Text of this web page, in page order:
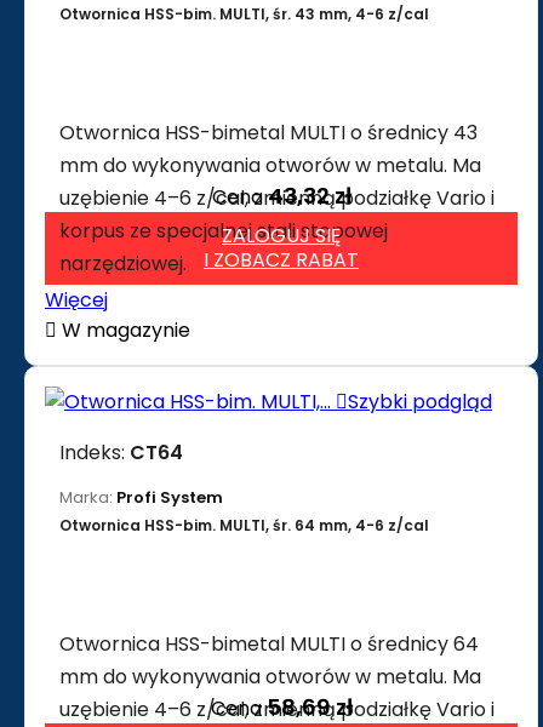
Otwornica HSS-bim. MULTI, śr. 43 mm, 4-6 z/cal
Otwornica HSS-bimetal MULTI o średnicy 43
mm do wykonywania otworów w metalu. Ma
uzębienie 4–6 z/cal, zmienną podziałkę Vario i
korpus ze specjalnej stali stopowej
narzędziowej.
Cena43,32 zł
ZALOGUJ SIĘ
I ZOBACZ RABAT
Więcej
 W magazynie
Szybki podgląd
Indeks: CT64
Marka: Profi System
Otwornica HSS-bim. MULTI, śr. 64 mm, 4-6 z/cal
Otwornica HSS-bimetal MULTI o średnicy 64
mm do wykonywania otworów w metalu. Ma
uzębienie 4–6 z/cal, zmienną podziałkę Vario i
Cena58,69 zł